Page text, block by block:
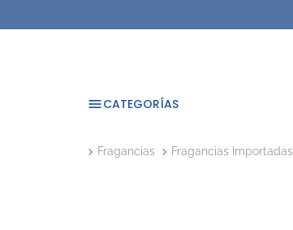
CATEGORÍAS
Fragancias Fragancias Importadas